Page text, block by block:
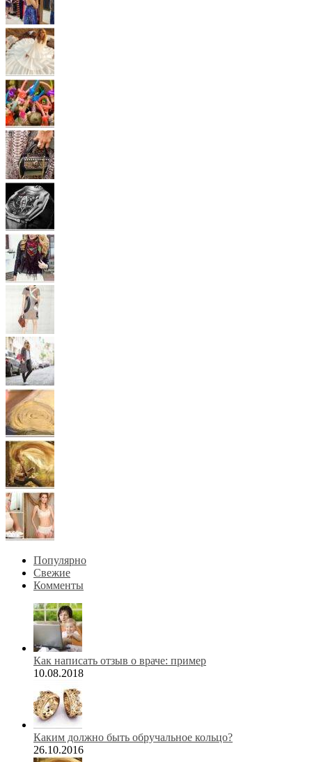
Популярно
Свежие
Комменты
Как написать отзыв о враче: пример
10.08.2018
Каким должно быть обручальное кольцо?
26.10.2016